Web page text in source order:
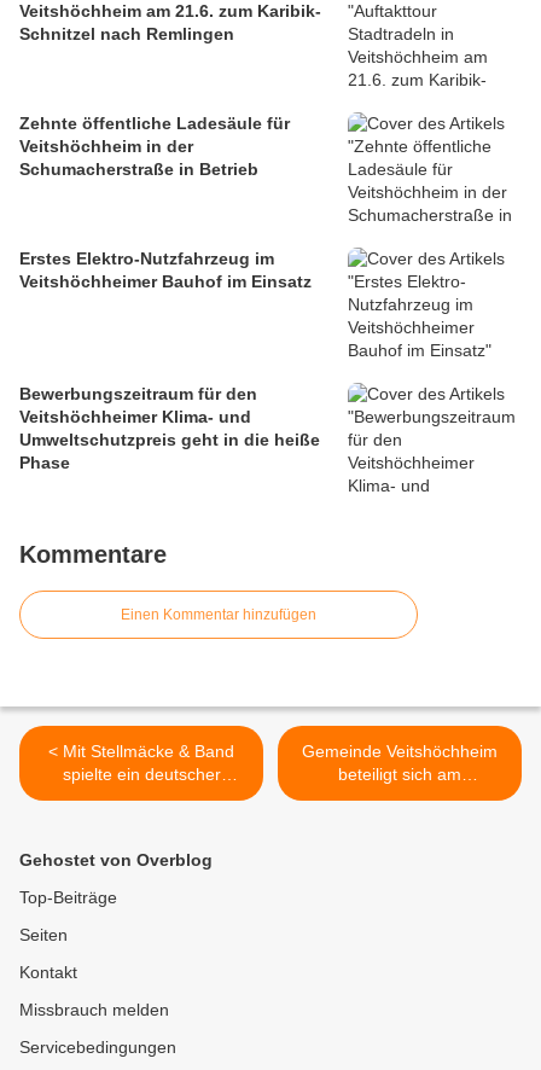
Veitshöchheim am 21.6. zum Karibik-
Schnitzel nach Remlingen
Zehnte öffentliche Ladesäule für
Veitshöchheim in der
Schumacherstraße in Betrieb
Erstes Elektro-Nutzfahrzeug im
Veitshöchheimer Bauhof im Einsatz
Bewerbungszeitraum für den
Veitshöchheimer Klima- und
Umweltschutzpreis geht in die heiße
Phase
Kommentare
Einen Kommentar hinzufügen
< Mit Stellmäcke & Band
spielte ein deutscher
Liedermacher par
Synagogenhof
Gemeinde Veitshöchheim
beteiligt sich am
überörtlichen
Gehostet von Overblog
Top-Beiträge
Seiten
Kontakt
Missbrauch melden
Servicebedingungen